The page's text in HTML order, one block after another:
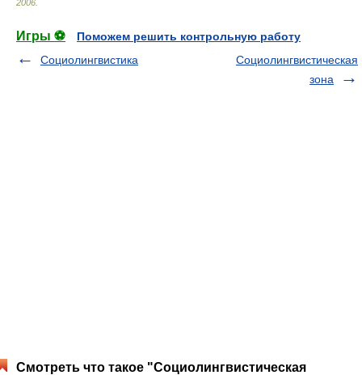
2006
Игры ⚽
Поможем решить контрольную работу
Социолингвистика
Социолингвистическая
зона
Смотреть что такое "Социолингвистическая